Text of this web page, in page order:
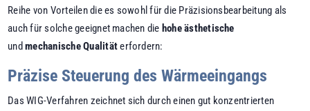
Reihe von Vorteilen die es sowohl für die Präzisionsbearbeitung als
auch für solche geeignet machen die hohe ästhetische
undmechanische Qualitäterfordern:
Präzise Steuerung des Wärmeeingangs
Das WIG-Verfahren zeichnet sich durch einen gut konzentrierten